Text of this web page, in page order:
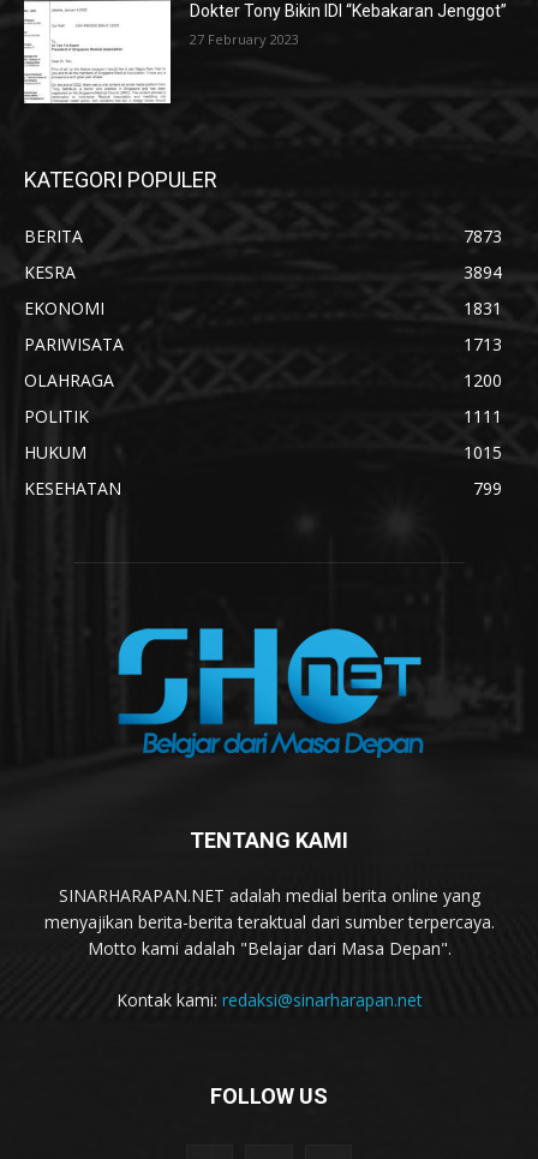
Dokter Tony Bikin IDI “Kebakaran Jenggot”
27 February 2023
KATEGORI POPULER
BERITA
7873
KESRA
3894
EKONOMI
1831
PARIWISATA
1713
OLAHRAGA
1200
POLITIK
1111
HUKUM
1015
KESEHATAN
799
TENTANG KAMI
SINARHARAPAN.NET adalah medial berita online yang
menyajikan berita-berita teraktual dari sumber terpercaya.
Motto kami adalah "Belajar dari Masa Depan".
Kontak kami: redaksi@sinarharapan.net
FOLLOW US